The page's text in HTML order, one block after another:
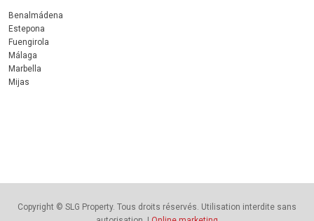
Benalmádena
Estepona
Fuengirola
Málaga
Marbella
Mijas
Copyright © SLG Property. Tous droits réservés. Utilisation interdite sans